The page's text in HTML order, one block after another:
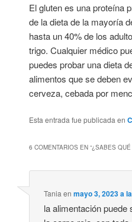
El gluten es una proteína
de la dieta de la mayoría
hasta un 40% de los
trigo. Cualquier médico
puedes probar una dieta
alimentos que se deben
cerveza, cebada por
Esta entrada fue publicada en
6 COMENTARIOS EN “¿SABES
Tania enmayo 3, 2023 a
la alimentación